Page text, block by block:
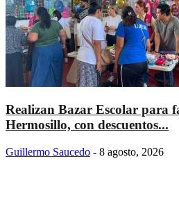
Realizan Bazar Escolar para
Hermosillo, con descuentos...
Guillermo Saucedo - 8 agosto, 2026